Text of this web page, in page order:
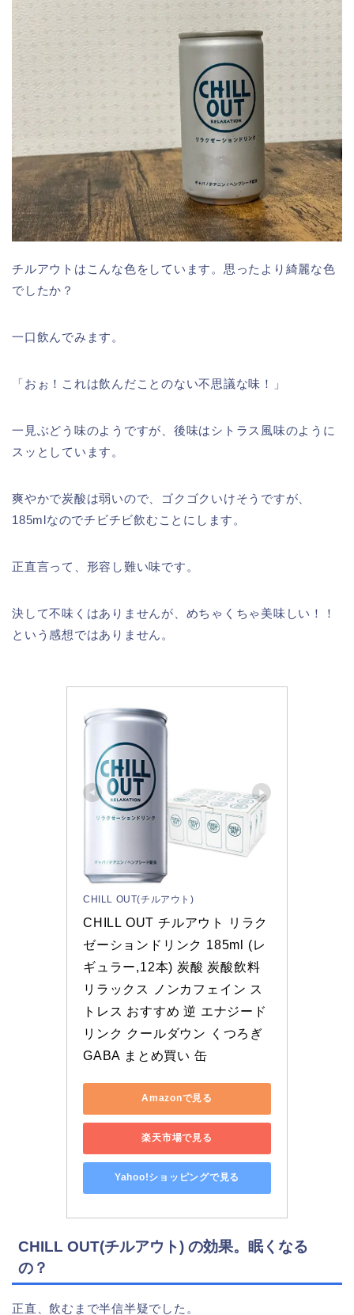
チルアウトはこんな色をしています。思ったより綺麗な色
でしたか？
一口飲んでみます。
「おぉ！これは飲んだことのない不思議な味！」
一見ぶどう味のようですが、後味はシトラス風味のように
スッとしています。
爽やかで炭酸は弱いので、ゴクゴクいけそうですが、
185mlなのでチビチビ飲むことにします。
正直言って、形容し難い味です。
決して不味くはありませんが、めちゃくちゃ美味しい！！
という感想ではありません。
CHILL OUT(チルアウト)
CHILL OUT チルアウト リラク
ゼーションドリンク 185ml (レ
ギュラー,12本) 炭酸 炭酸飲料
リラックス ノンカフェイン ス
トレス おすすめ 逆 エナジード
リンク クールダウン くつろぎ
GABA まとめ買い 缶
Amazonで見る
楽天市場で見る
Yahoo!ショッピングで見る
CHILL OUT(チルアウト) の効果。眠くなる
の？
正直、飲むまで半信半疑でした。